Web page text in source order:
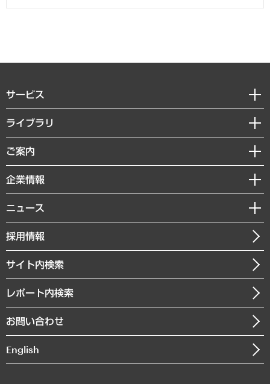
サービス
経営戦略
組織・人事戦略
デジタルイノベーション
共生・ダイバーシティ
GRC（ガバナンス・リスク・コンプライアンス）・防災（政策）
経済・産業・雇用・労働
まちづくり・観光・交通・スポーツ・スマートシティ
自然資源・農林水産業・食料システム
ライブラリ
経済調査
レポート
コラム
経営用語集
受託・受注実績（官公庁関連）
メディア掲載・出演
ご案内
セミナー・イベント情報
MUFGビジネスセミナー
受託案件情報
企業情報
私たちの想い
社長メッセージ
会社概要
沿革
組織図・本部部室紹介
インドネシア現地法人
ニュース
ニュースリリース
お知らせ
採用情報
サイト内検索
レポート内検索
お問い合わせ
English